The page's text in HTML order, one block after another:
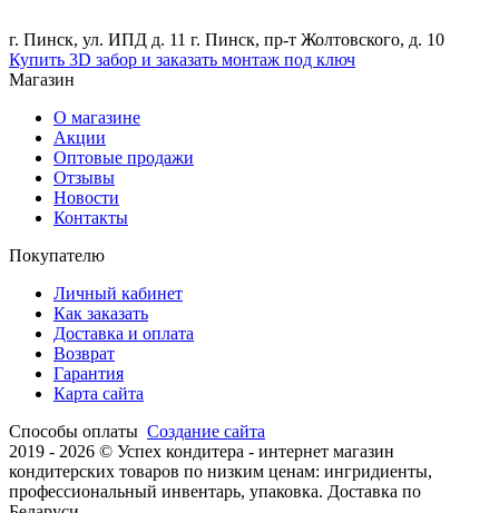
г. Пинск, ул. ИПД д. 11 г. Пинск, пр-т Жолтовского, д. 10
Купить 3D забор и заказать монтаж под ключ
Магазин
О магазине
Акции
Оптовые продажи
Отзывы
Новости
Контакты
Покупателю
Личный кабинет
Как заказать
Доставка и оплата
Возврат
Гарантия
Карта сайта
Способы оплаты Создание сайта
2019 - 2026 © Успех кондитера - интернет магазин
кондитерских товаров по низким ценам: ингридиенты,
профессиональный инвентарь, упаковка. Доставка по